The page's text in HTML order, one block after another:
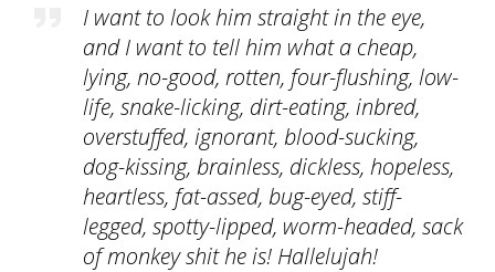
I want to look him straight in the eye,
and I want to tell him what a cheap,
lying, no-good, rotten, four-flushing, low-
life, snake-licking, dirt-eating, inbred,
overstuffed, ignorant, blood-sucking,
dog-kissing, brainless, dickless, hopeless,
heartless, fat-assed, bug-eyed, stiff-
legged, spotty-lipped, worm-headed, sack
of monkey shit he is! Hallelujah!